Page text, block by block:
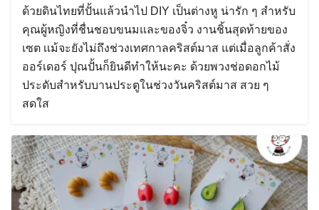
ด้วยดินไทยที่ปั้นแล้วนำไป DIY เป็นต่างหู น่ารัก ๆ สำหรับ
คุณผู้หญิงที่ชื่นชอบขนมและของจิ๋ว งานชิ้นสุดท้ายของ
เซต เเม้จะยังไม่ถึงช่วงเทศกาลคริสต์มาส แต่เมื่อลูกค้าสั่ง
ออร์เดอร์ ปุณปั้นก็ยินดีทำให้นะคะ ด้วยพวงช่อดอกไม้
ประดับสำหรับบานประตูในช่วงวันคริสต์มาส สวย ๆ
สดใส